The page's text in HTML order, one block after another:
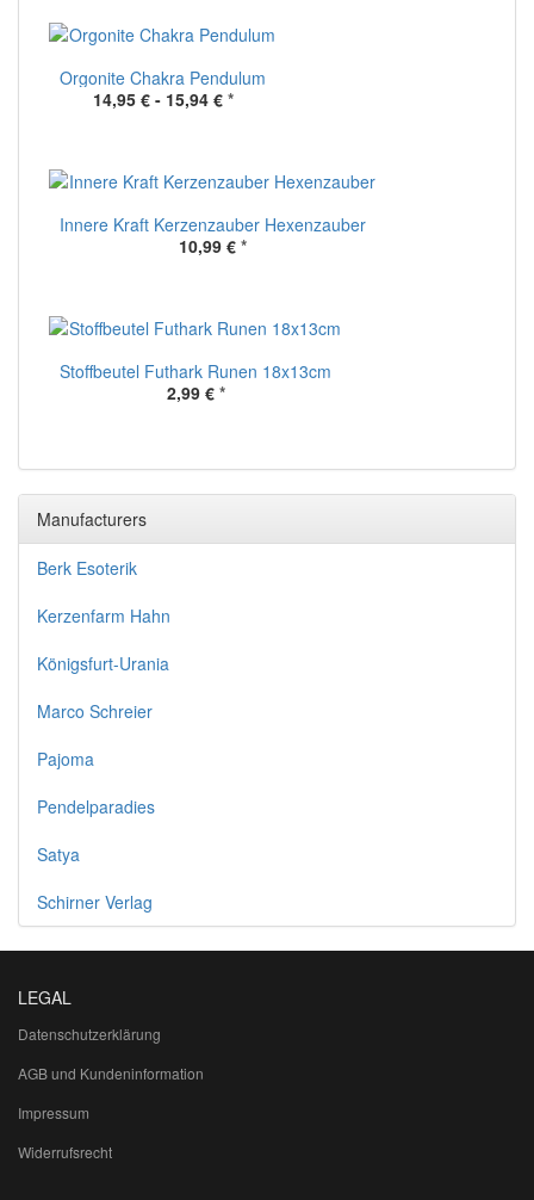
Orgonite Chakra Pendulum
14,95 € - 15,94 € *
Innere Kraft Kerzenzauber Hexenzauber
10,99 € *
Stoffbeutel Futhark Runen 18x13cm
2,99 € *
Manufacturers
Berk Esoterik
Kerzenfarm Hahn
Königsfurt-Urania
Marco Schreier
Pajoma
Pendelparadies
Satya
Schirner Verlag
LEGAL
Datenschutzerklärung
AGB und Kundeninformation
Impressum
Widerrufsrecht